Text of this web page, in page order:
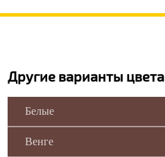
Другие варианты цвета
Белые
Венге